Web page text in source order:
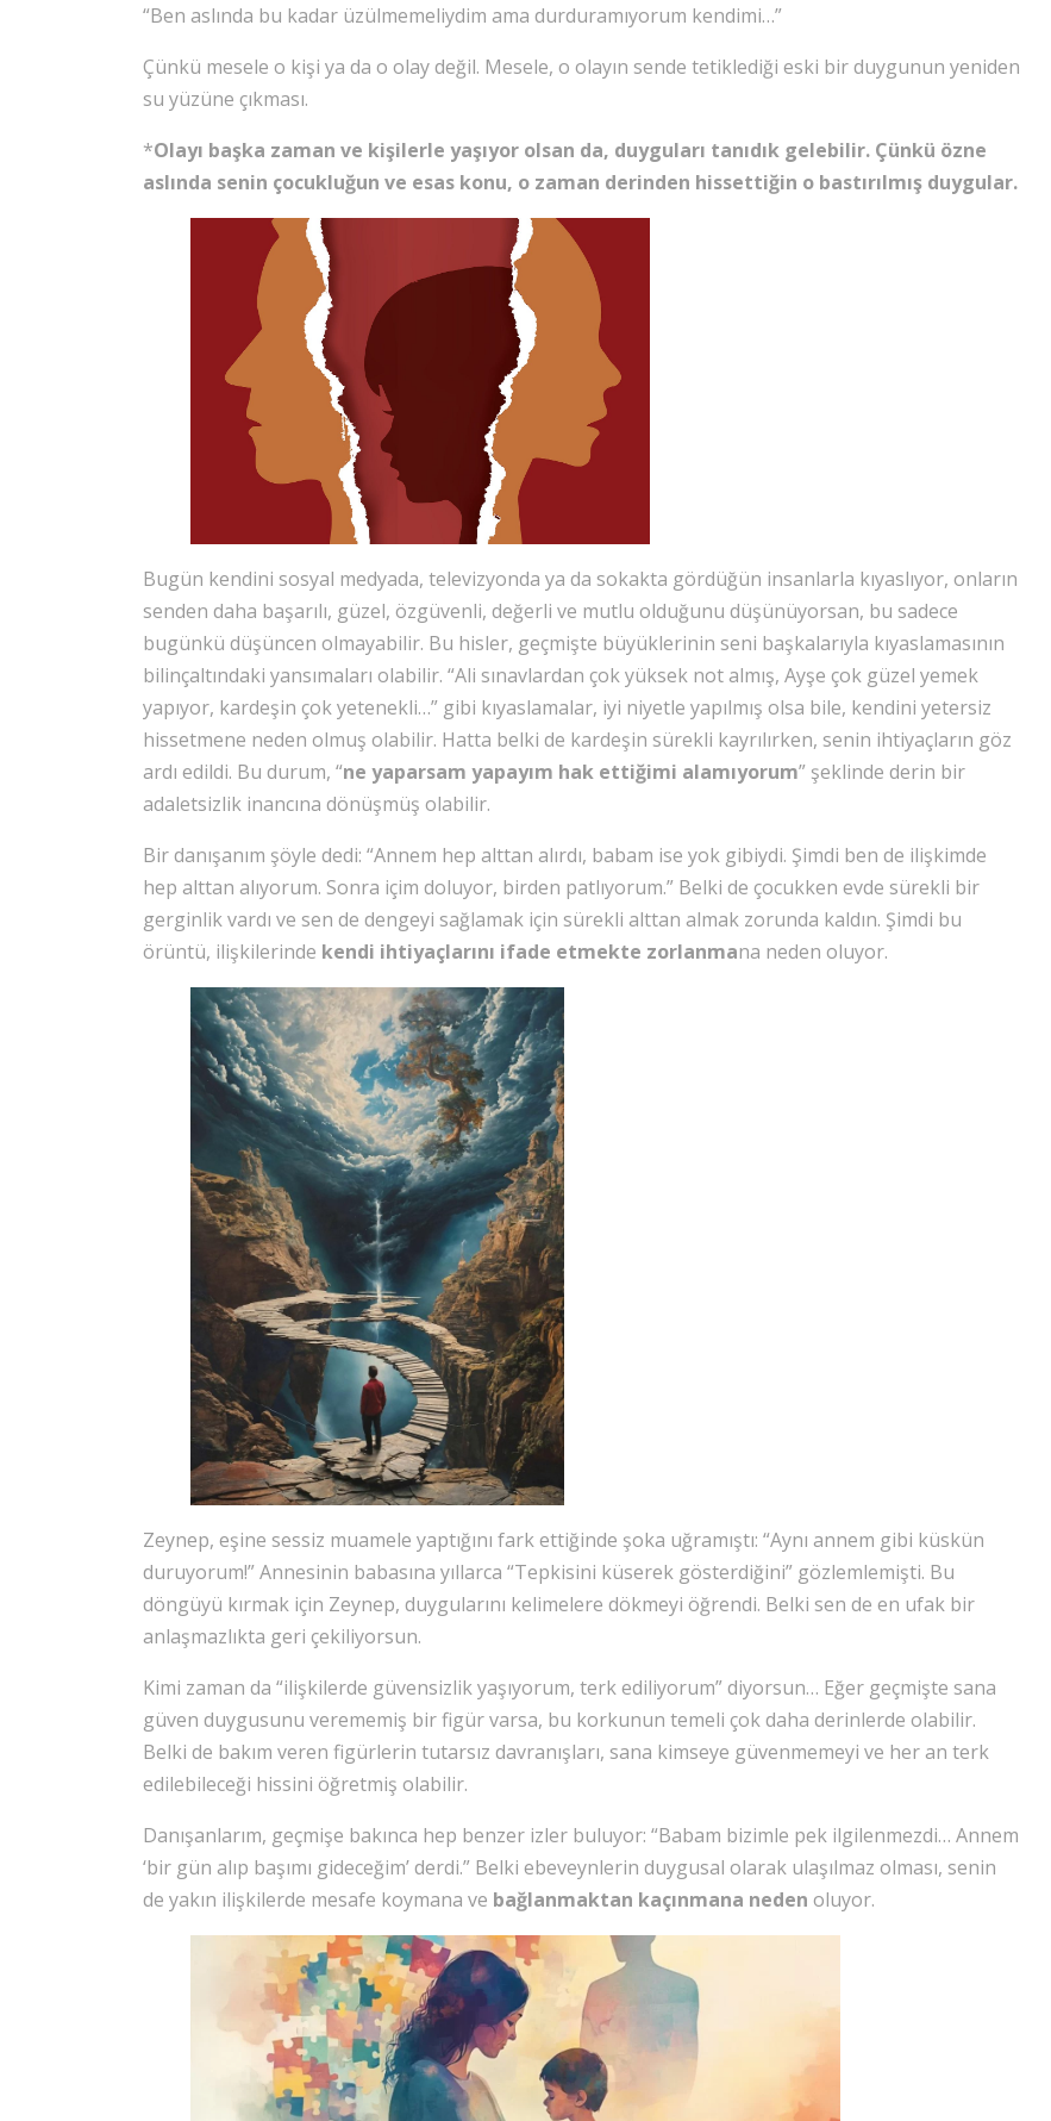
“Ben aslında bu kadar üzülmemeliydim ama durduramıyorum kendimi…”
Çünkü mesele o kişi ya da o olay değil. Mesele, o olayın sende tetiklediği eski bir duygunun yeniden
su yüzüne çıkması.
*Olayı başka zaman ve kişilerle yaşıyor olsan da, duyguları tanıdık gelebilir. Çünkü özne
aslında senin çocukluğun ve esas konu, o zaman derinden hissettiğin o bastırılmış duygular.
Bugün kendini sosyal medyada, televizyonda ya da sokakta gördüğün insanlarla kıyaslıyor, onların
senden daha başarılı, güzel, özgüvenli, değerli ve mutlu olduğunu düşünüyorsan, bu sadece
bugünkü düşüncen olmayabilir. Bu hisler, geçmişte büyüklerinin seni başkalarıyla kıyaslamasının
bilinçaltındaki yansımaları olabilir. “Ali sınavlardan çok yüksek not almış, Ayşe çok güzel yemek
yapıyor, kardeşin çok yetenekli…” gibi kıyaslamalar, iyi niyetle yapılmış olsa bile, kendini yetersiz
hissetmene neden olmuş olabilir. Hatta belki de kardeşin sürekli kayrılırken, senin ihtiyaçların göz
ardı edildi. Bu durum, “ne yaparsam yapayım hak ettiğimi alamıyorum” şeklinde derin bir
adaletsizlik inancına dönüşmüş olabilir.
Bir danışanım şöyle dedi: “Annem hep alttan alırdı, babam ise yok gibiydi. Şimdi ben de ilişkimde
hep alttan alıyorum. Sonra içim doluyor, birden patlıyorum.” Belki de çocukken evde sürekli bir
gerginlik vardı ve sen de dengeyi sağlamak için sürekli alttan almak zorunda kaldın. Şimdi bu
örüntü, ilişkilerinde kendi ihtiyaçlarını ifade etmekte zorlanmana neden oluyor.
Zeynep, eşine sessiz muamele yaptığını fark ettiğinde şoka uğramıştı: “Aynı annem gibi küskün
duruyorum!” Annesinin babasına yıllarca “Tepkisini küserek gösterdiğini” gözlemlemişti. Bu
döngüyü kırmak için Zeynep, duygularını kelimelere dökmeyi öğrendi. Belki sen de en ufak bir
anlaşmazlıkta geri çekiliyorsun.
Kimi zaman da “ilişkilerde güvensizlik yaşıyorum, terk ediliyorum” diyorsun… Eğer geçmişte sana
güven duygusunu verememiş bir figür varsa, bu korkunun temeli çok daha derinlerde olabilir.
Belki de bakım veren figürlerin tutarsız davranışları, sana kimseye güvenmemeyi ve her an terk
edilebileceği hissini öğretmiş olabilir.
Danışanlarım, geçmişe bakınca hep benzer izler buluyor: “Babam bizimle pek ilgilenmezdi… Annem
‘bir gün alıp başımı gideceğim’ derdi.” Belki ebeveynlerin duygusal olarak ulaşılmaz olması, senin
de yakın ilişkilerde mesafe koymana ve bağlanmaktan kaçınmana neden oluyor.